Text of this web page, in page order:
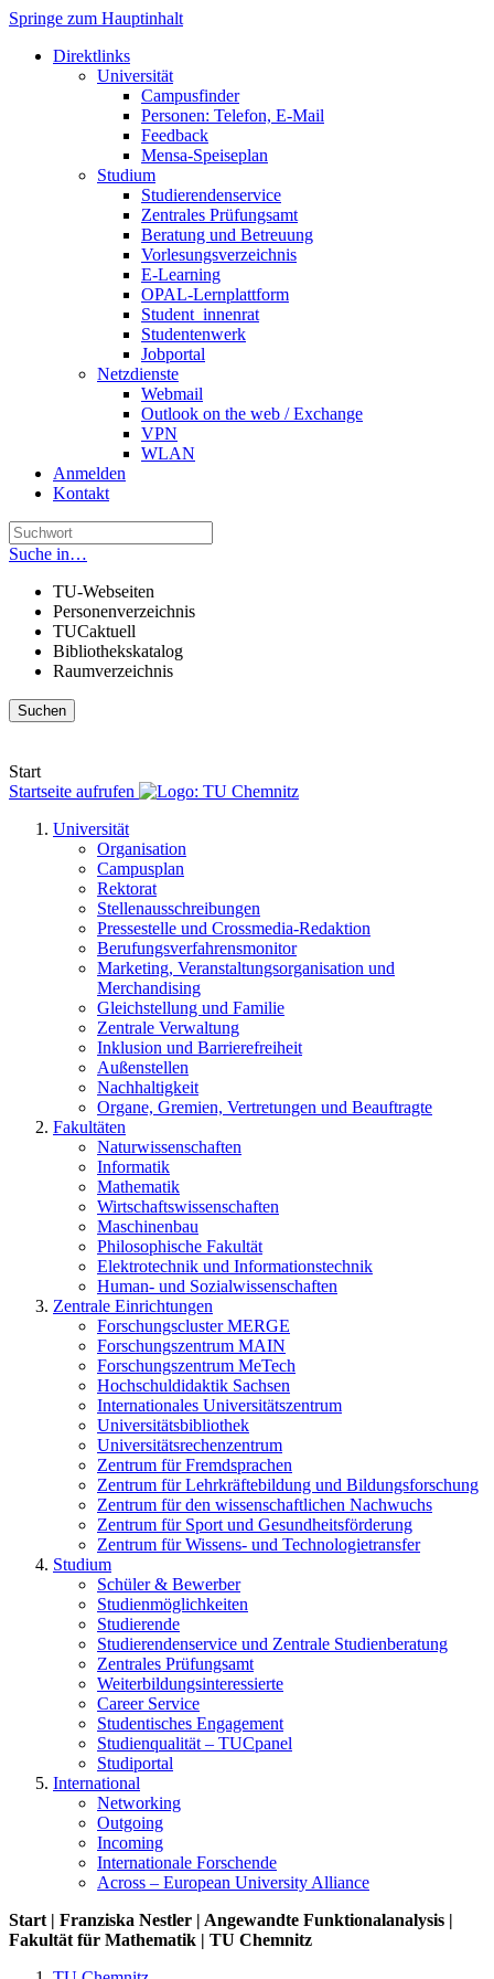
Springe zum Hauptinhalt
Direktlinks
Universität
Campusfinder
Personen: Telefon, E-Mail
Feedback
Mensa-Speiseplan
Studium
Studierendenservice
Zentrales Prüfungsamt
Beratung und Betreuung
Vorlesungsverzeichnis
E-Learning
OPAL-Lernplattform
Student_innenrat
Studentenwerk
Jobportal
Netzdienste
Webmail
Outlook on the web / Exchange
VPN
WLAN
Anmelden
Kontakt
Suche in…
TU-Webseiten
Personenverzeichnis
TUCaktuell
Bibliothekskatalog
Raumverzeichnis
Suchen
Start
Startseite aufrufen
Universität
Organisation
Campusplan
Rektorat
Stellenausschreibungen
Pressestelle und Crossmedia-Redaktion
Berufungsverfahrensmonitor
Marketing, Veranstaltungsorganisation und
Merchandising
Gleichstellung und Familie
Zentrale Verwaltung
Inklusion und Barrierefreiheit
Außenstellen
Nachhaltigkeit
Organe, Gremien, Vertretungen und Beauftragte
Fakultäten
Naturwissenschaften
Informatik
Mathematik
Wirtschaftswissenschaften
Maschinenbau
Philosophische Fakultät
Elektrotechnik und Informationstechnik
Human- und Sozialwissenschaften
Zentrale Einrichtungen
Forschungscluster MERGE
Forschungszentrum MAIN
Forschungszentrum MeTech
Hochschuldidaktik Sachsen
Internationales Universitätszentrum
Universitätsbibliothek
Universitätsrechenzentrum
Zentrum für Fremdsprachen
Zentrum für Lehrkräftebildung und Bildungsforschung
Zentrum für den wissenschaftlichen Nachwuchs
Zentrum für Sport und Gesundheitsförderung
Zentrum für Wissens- und Technologietransfer
Studium
Schüler & Bewerber
Studienmöglichkeiten
Studierende
Studierendenservice und Zentrale Studienberatung
Zentrales Prüfungsamt
Weiterbildungs­interessierte
Career Service
Studentisches Engagement
Studienqualität – TUCpanel
Studiportal
International
Networking
Outgoing
Incoming
Internationale Forschende
Across – European University Alliance
Start | Franziska Nestler | Angewandte Funktionalanalysis |
Fakultät für Mathematik | TU Chemnitz